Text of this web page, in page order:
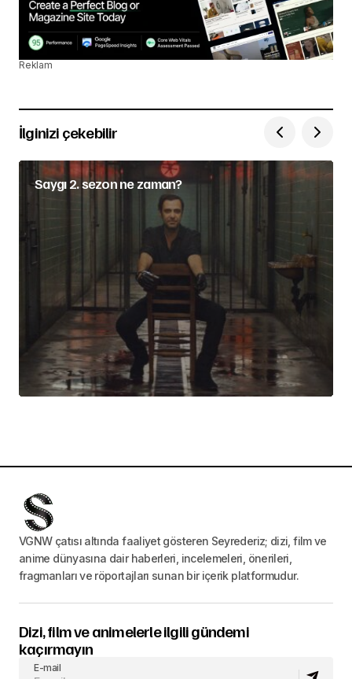
Reklam
İlginizi çekebilir
Saygı 2. sezon ne zaman?
VGNW çatısı altında faaliyet gösteren Seyrederiz; dizi, film ve
anime dünyasına dair haberleri, incelemeleri, önerileri,
fragmanları ve röportajları sunan bir içerik platformudur.
Dizi, film ve animelerle ilgili gündemi
kaçırmayın
E-mail